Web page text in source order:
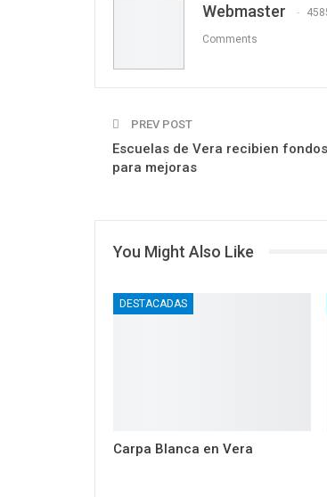
Webmaster
Comments
PREV POST
Escuelas de Vera recibien
para mejoras
You Might Also Like
DESTACADAS
Carpa Blanca en Vera